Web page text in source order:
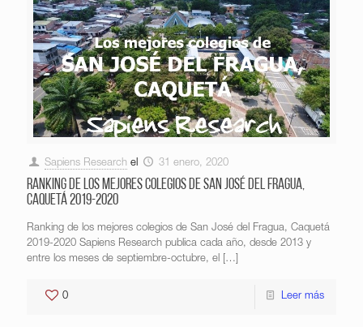
Sapiens Research el 31 enero, 2020
Ranking de los mejores colegios de San José del Fragua,
Caquetá 2019-2020
Ranking de los mejores colegios de San José del Fragua, Caquetá
2019-2020 Sapiens Research publica cada año, desde 2013 y
entre los meses de septiembre-octubre, el […]
0 Leer más